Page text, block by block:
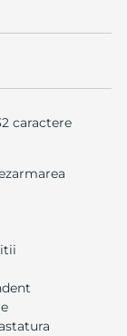
caractere